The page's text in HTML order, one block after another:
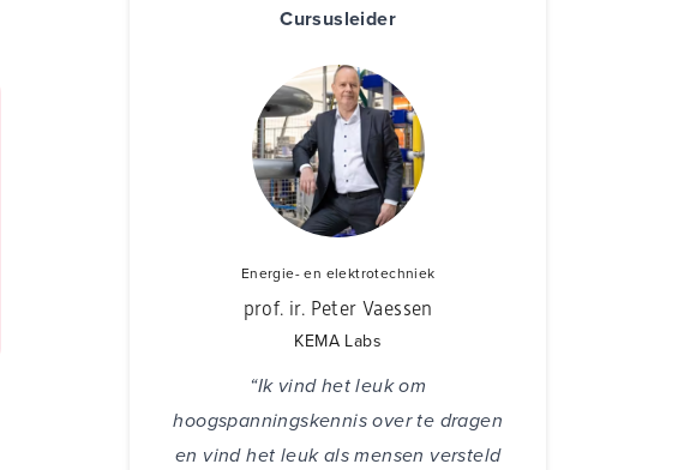
Cursusleider
Energie- en elektrotechniek
prof. ir. Peter Vaessen
KEMA Labs
“Ik vind het leuk om
hoogspanningskennis over te dragen
en vind het leuk als mensen versteld